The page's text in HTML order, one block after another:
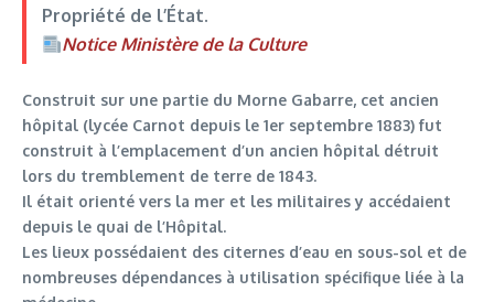
Propriété de l’État.
Notice Ministère de la Culture
Construit sur une partie du Morne Gabarre, cet ancien
hôpital (lycée Carnot depuis le 1er septembre 1883) fut
construit à l’emplacement d’un ancien hôpital détruit
lors du tremblement de terre de 1843.
Il était orienté vers la mer et les militaires y accédaient
depuis le quai de l’Hôpital.
Les lieux possédaient des citernes d’eau en sous-sol et de
nombreuses dépendances à utilisation spécifique liée à la